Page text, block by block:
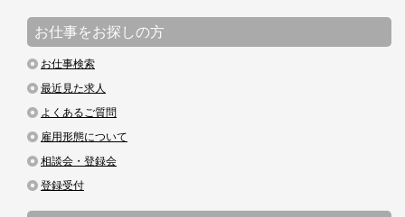
お仕事をお探しの方
お仕事検索
最近見た求人
よくあるご質問
雇用形態について
相談会・登録会
登録受付